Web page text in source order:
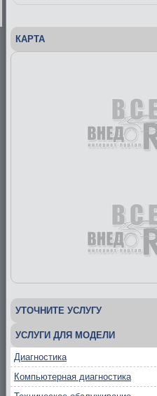
КАРТА
УТОЧНИТЕ УСЛУГУ
УСЛУГИ ДЛЯ МОДЕЛИ
Диагностика
Компьютерная диагностика